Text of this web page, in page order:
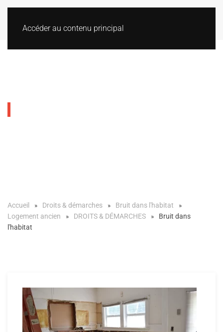
Accéder au contenu principal
Accueil Droits & démarches
Bruit dans l'habitat
Logement ancien
DROITS & DÉMARCHES
Bruit dans
l'habitat